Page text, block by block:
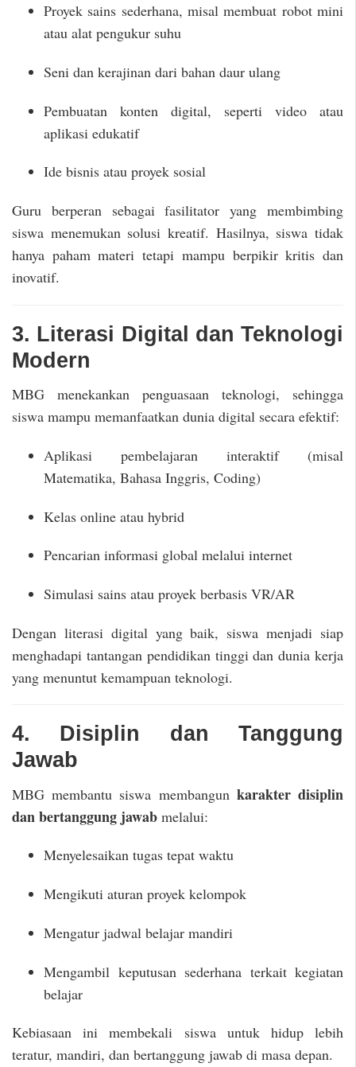
Proyek sains sederhana, misal membuat robot mini
atau alat pengukur suhu
Seni dan kerajinan dari bahan daur ulang
Pembuatan konten digital, seperti video atau
aplikasi edukatif
Ide bisnis atau proyek sosial
Guru berperan sebagai fasilitator yang membimbing
siswa menemukan solusi kreatif. Hasilnya, siswa tidak
hanya paham materi tetapi mampu berpikir kritis dan
inovatif.
3. Literasi Digital dan Teknologi
Modern
MBG menekankan penguasaan teknologi, sehingga
siswa mampu memanfaatkan dunia digital secara efektif:
Aplikasi pembelajaran interaktif (misal
Matematika, Bahasa Inggris, Coding)
Kelas online atau hybrid
Pencarian informasi global melalui internet
Simulasi sains atau proyek berbasis VR/AR
Dengan literasi digital yang baik, siswa menjadi siap
menghadapi tantangan pendidikan tinggi dan dunia kerja
yang menuntut kemampuan teknologi.
4. Disiplin dan Tanggung
Jawab
MBG membantu siswa membangun karakter disiplin
dan bertanggung jawab melalui:
Menyelesaikan tugas tepat waktu
Mengikuti aturan proyek kelompok
Mengatur jadwal belajar mandiri
Mengambil keputusan sederhana terkait kegiatan
belajar
Kebiasaan ini membekali siswa untuk hidup lebih
teratur, mandiri, dan bertanggung jawab di masa depan.